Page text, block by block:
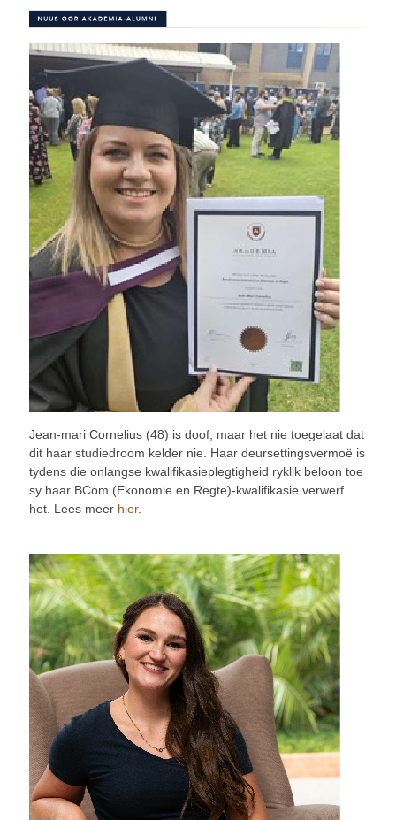
Jean-mari Cornelius (48) is doof, maar het nie toegelaat dat
dit haar studiedroom kelder nie. Haar deursettingsvermoë is
tydens die onlangse kwalifikasieplegtigheid ryklik beloon toe
sy haar BCom (Ekonomie en Regte)-kwalifikasie verwerf
het. Lees meer hier.